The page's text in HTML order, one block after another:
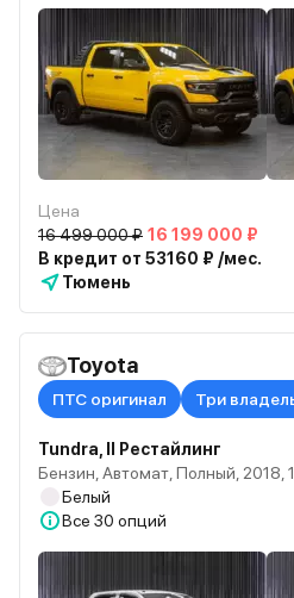
Цена
16 499 000 ₽ 16 199 000 ₽
В кредит от 53160 ₽ /мес.
Тюмень
Toyota
ПТС оригинал Три
Tundra, II Рестайлинг
Бензин, Автомат, Полный, 2018,
Белый
Все 30 опций